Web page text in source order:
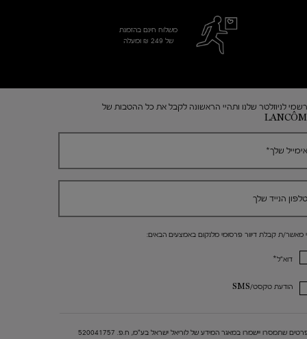
משלוח חינם בהזמנת
של 249 ₪ ומעלה
לניוזלטר שלנו ותהיי הראשונה לקבל את כל ההטבות של
שלך*
הנייד שלך
מאשר/ת קבלת דיוור פרסומי מלנקום באמצעים הבאים:
דוא"ל*
הודעת טקסט/SMS
הפרטים שתמסרו יישמרו במאגר המידע של לוריאל ישראל בע"מ, ח.פ. 520041757